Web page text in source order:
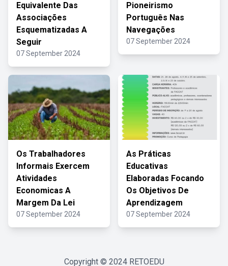
Equivalente Das
Associações
Esquematizadas A
Seguir
07 September 2024
Pioneirismo
Português Nas
Navegações
07 September 2024
Os Trabalhadores
Informais Exercem
Atividades
Economicas A
Margem Da Lei
07 September 2024
As Práticas
Educativas
Elaboradas Focando
Os Objetivos De
Aprendizagem
07 September 2024
Copyright © 2024 RETOEDU